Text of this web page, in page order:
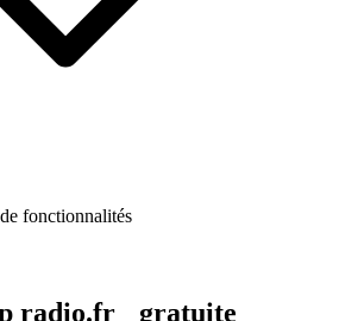
fonctionnalités
radio.fr gratuite